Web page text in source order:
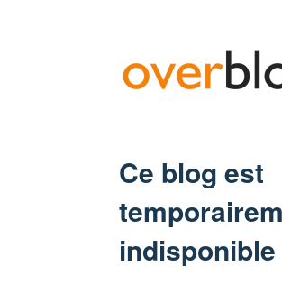
Ce blog est
indisponible